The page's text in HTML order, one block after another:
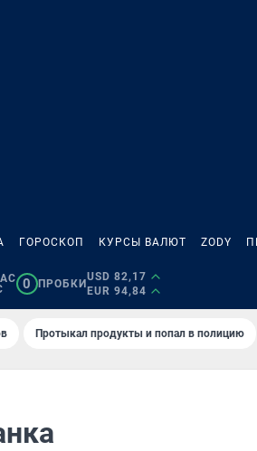
ГОРОСКОП КУРСЫ ВАЛЮТ ZODY
0 ПРОБКИ
USD 82,17
EUR 94,84
Протыкал продукты и попал в полицию